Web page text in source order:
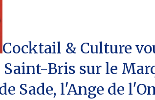
Cocktail & Culture
Saint-Bris sur le
Sade, l'Ange de